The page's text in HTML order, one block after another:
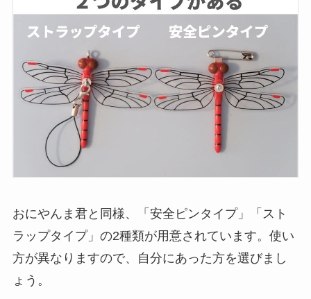
おにやんま君と同様、「安全ピンタイプ」「スト
ラップタイプ」の2種類が用意されています。使い
方が異なりますので、自分にあった方を選びまし
ょう。